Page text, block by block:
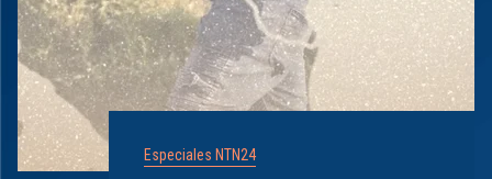
Especiales NTN24